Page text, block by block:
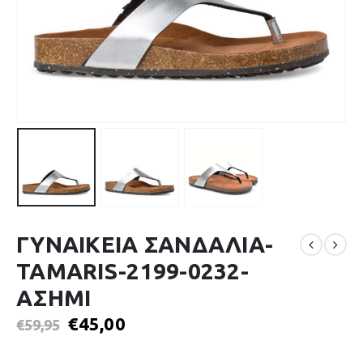
ΓΥΝΑΙΚΕΙΑ ΣΑΝΔΑΛΙΑ-
TAMARIS-2199-0232-
ΑΣΗΜΙ
€59,95 €45,00